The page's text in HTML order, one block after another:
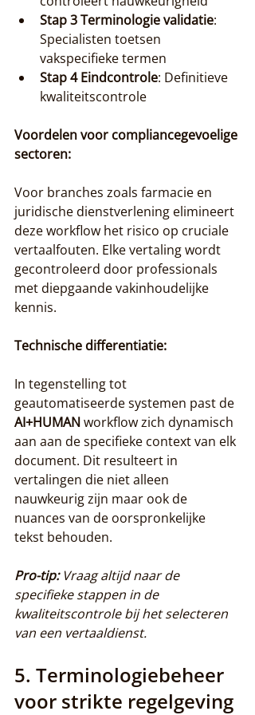
Stap 3 Terminologie validatie:
Specialisten toetsen
vakspecifieke termen
Stap 4 Eindcontrole: Definitieve
kwaliteitscontrole
Voordelen voor compliancegevoelige
sectoren:
Voor branches zoals farmacie en
juridische dienstverlening elimineert
deze workflow het risico op cruciale
vertaalfouten. Elke vertaling wordt
gecontroleerd door professionals
met diepgaande vakinhoudelijke
kennis.
Technische differentiatie:
In tegenstelling tot
geautomatiseerde systemen past de
AI+HUMAN workflow zich dynamisch
aan aan de specifieke context van elk
document. Dit resulteert in
vertalingen die niet alleen
nauwkeurig zijn maar ook de
nuances van de oorspronkelijke
tekst behouden.
Pro-tip: Vraag altijd naar de
specifieke stappen in de
kwaliteitscontrole bij het selecteren
van een vertaaldienst.
5. Terminologiebeheer
voor strikte regelgeving